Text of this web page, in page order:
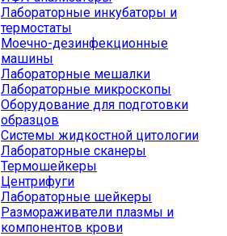
Лабораторные инкубаторы и
термостаты
Моечно-дезинфекционные
машины
Лабораторные мешалки
Лабораторные микроскопы
Оборудование для подготовки
образцов
Системы жидкостной цитологии
Лабораторные сканеры
Термошейкеры
Центрифуги
Лабораторные шейкеры
Размораживатели плазмы и
компонентов крови